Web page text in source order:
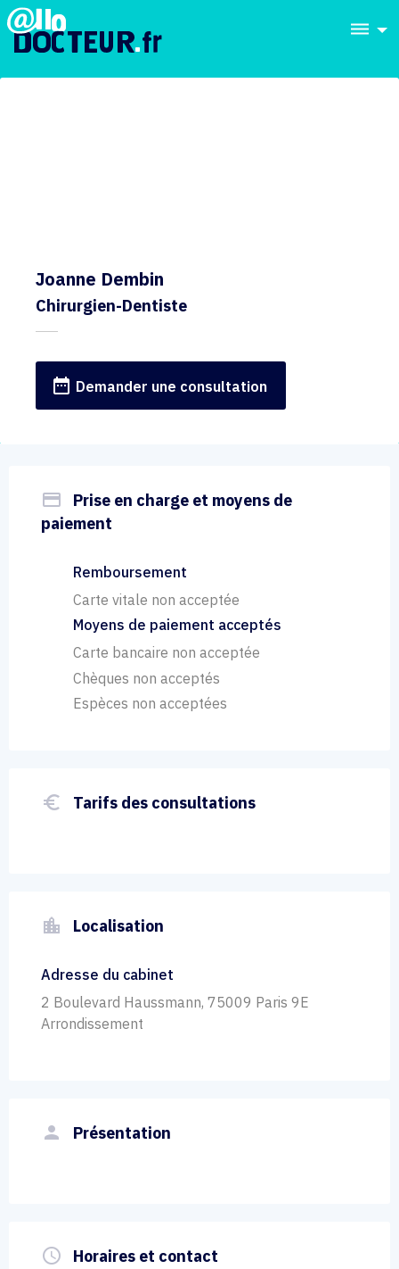
dehaze
Joanne Dembin
Chirurgien-Dentiste
date_range Demander une consultation
payment
Prise en charge et moyens de
paiement
Remboursement
Carte vitale non acceptée
Moyens de paiement acceptés
Carte bancaire non acceptée
Chèques non acceptés
Espèces non acceptées
euro_symbol Tarifs des consultations
location_city Localisation
Adresse du cabinet
2 Boulevard Haussmann, 75009 Paris 9E
Arrondissement
person Présentation
query_builder Horaires et contact